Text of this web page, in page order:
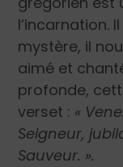
l’incarnation.
mystère, il
aimé et
profonde,
verset : «
Seigneur,
Sauveur. ».